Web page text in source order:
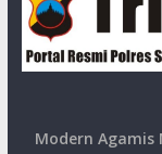
Modern Agamis